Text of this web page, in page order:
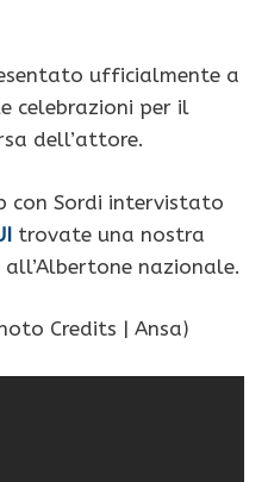
ufficialmente a
celebrazioni per il
dell’attore.
con Sordi intervistato
trovate una nostra
nazionale.
Credits | Ansa)